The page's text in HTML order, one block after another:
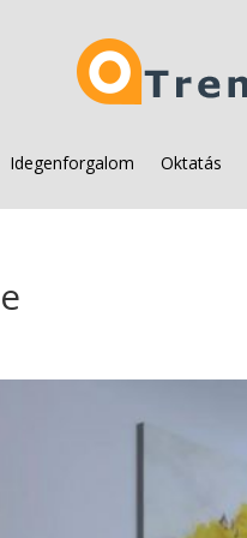
Idegenforgalom Oktatás